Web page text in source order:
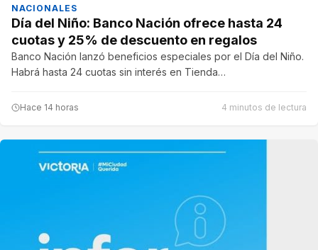
NACIONALES
Día del Niño: Banco Nación ofrece hasta 24
cuotas y 25% de descuento en regalos
Banco Nación lanzó beneficios especiales por el Día del Niño.
Habrá hasta 24 cuotas sin interés en Tienda…
Hace 14 horas 4 minutos de lectura